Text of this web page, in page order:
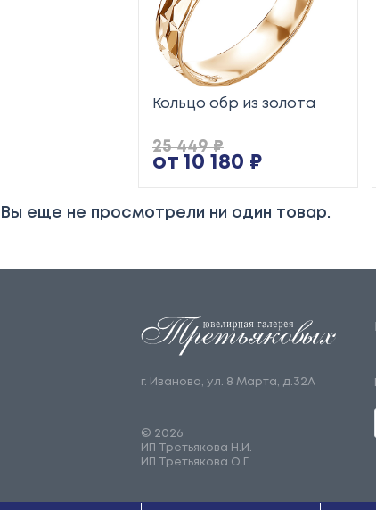
Кольцо обр из золота
от 10 180 ₽
25 449 ₽
Вы еще не просмотрели ни один товар.
г. Иваново, ул. 8 Марта, д.32А
© 2026
ИП Третьякова Н.И.
ИП Третьякова О.Г.